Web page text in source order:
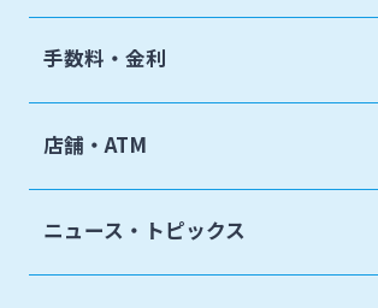
手数料・金利
店舗・ATM
ニュース・トピックス